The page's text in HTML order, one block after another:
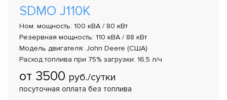
SDMO J110K
Ном. мощность: 100 кВА / 80 кВт
Резервная мощность: 110 кВА / 88 кВт
Модель двигателя: John Deere (США)
Расход топлива при 75% загрузки: 16,5 л/ч
от 3500 руб./сутки
посуточная оплата без топлива